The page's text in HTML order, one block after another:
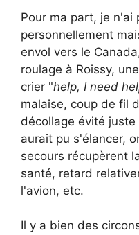
Pour ma part, je n'ai
personnellement
envol vers le
roulage à Roissy,
crier "help, I need
malaise, coup de fil
décollage évité
aurait pu s'élancer,
secours récupèrent
santé, retard
l'avion, etc.
Il y a bien des